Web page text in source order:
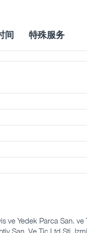
间 特殊服务
ve Yedek Parca San.
San. Ve Tic Ltd.Sti.